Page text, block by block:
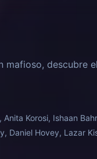
descubre
Korosi, Ishaan
Daniel Hovey, Lazar